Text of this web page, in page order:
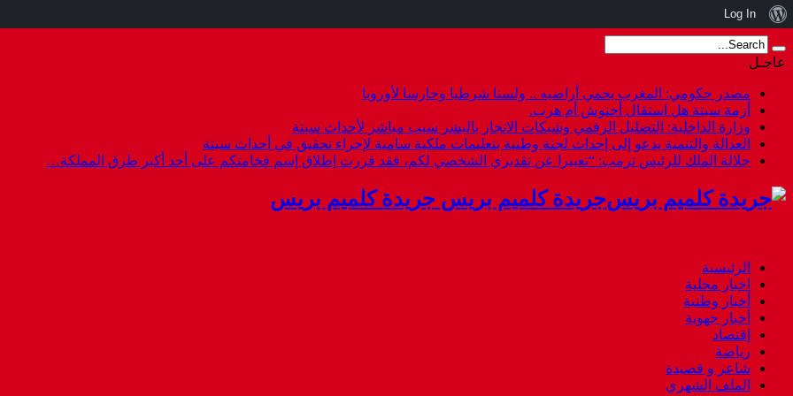
عاجـل
مصدر حكومي: المغرب يحمي أراضيه .. ولسنا شرطيا وحارسا لأوروبا
أزمة سبتة هل استقال أخنوش أم هرب.
وزارة الداخلية: التضليل الرقمي وشبكات الاتجار بالبشر سبب مباشر لأحداث سبتة
العدالة والتنمية يدعو إلى إحداث لجنة وطنية بتعليمات ملكية سامية لإجراء تحقيق في أحداث سبتة
جلالة الملك للرئيس ترمب: “تعبيرا عن تقديري الشخصي لكم، فقد قررت إطلاق إسم فخامتكم على أحد أكبر طرق المملكة…
جريدة كلميم بريس جريدة كلميم بريس
الرئيسية
اخبار محلية
أخبار وطنية
أخبار جهوية
إقتصاد
رياضة
شاعر و قصيدة
الملف الشهري
نبذة
عن
ووردبريس
Log In